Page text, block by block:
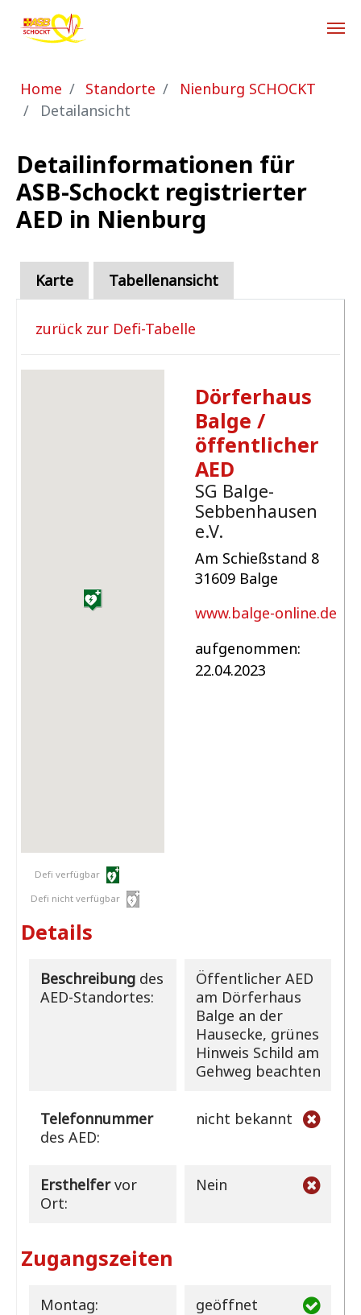
Zum Hauptinhalt springen
Sie sind hier:
Home Standorte
Nienburg SCHOCKT
Detailansicht
Detailinformationen für
ASB-Schockt registrierter
AED in Nienburg
Karte Tabellenansicht
zurück zur Defi-Tabelle
Defi verfügbar
Defi nicht verfügbar
Dörferhaus
Balge /
öffentlicher
AED
SG Balge-
Sebbenhausen
e.V.
Am Schießstand 8
31609 Balge
www.balge-online.de
aufgenommen:
22.04.2023
Details
Beschreibungdes
AED-Standortes:
Öffentlicher AED
am Dörferhaus
Balge an der
Hausecke, grünes
Hinweis Schild am
Gehweg beachten
Telefonnummer
des AED:
nicht bekannt
Ersthelfervor
Ort:
Nein
Zugangszeiten
Montag: geöffnet